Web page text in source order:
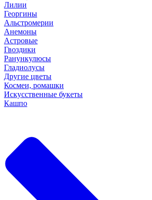
Лилии
Георгины
Альстромерии
Анемоны
Астровые
Гвоздики
Ранункулюсы
Гладиолусы
Другие цветы
Космеи, ромашки
Искусственные букеты
Кашпо